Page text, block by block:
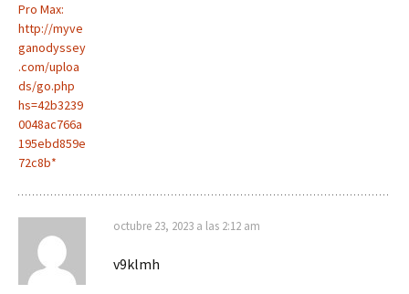
Pro Max:
http://myve
ganodyssey
.com/uploa
ds/go.php
hs=42b3239
0048ac766a
195ebd859e
72c8b*
octubre 23, 2023 a las 2:12 am
v9klmh